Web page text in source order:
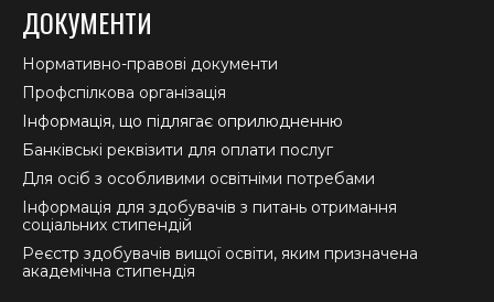
ДОКУМЕНТИ
Нормативно-правові документи
Профспілкова організація
Інформація, що підлягає оприлюдненню
Банківські реквізити для оплати послуг
Для осіб з особливими освітніми потребами
Інформація для здобувачів з питань отримання
соціальних стипендій
Реєстр здобувачів вищої освіти, яким призначена
академічна стипендія